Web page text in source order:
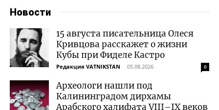
Новости
15 августа писательница Олеся
Кривцова расскажет о жизни
Кубы при Фиделе Кастро
Редакция VATNIKSTAN - 05.08.2026 0
Археологи нашли под
Калининградом дирхамы
Арабского халифата VIII–IX веков